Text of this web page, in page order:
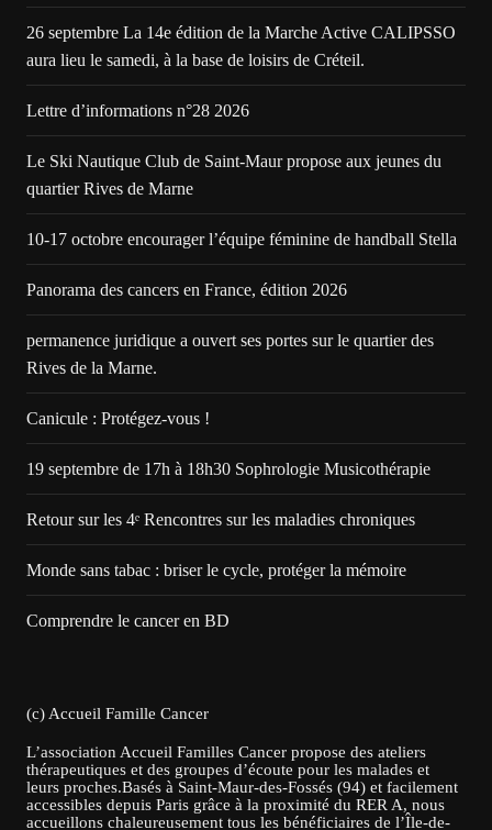
26 septembre La 14e édition de la Marche Active CALIPSSO
aura lieu le samedi, à la base de loisirs de Créteil.
Lettre d’informations n°28 2026
Le Ski Nautique Club de Saint-Maur propose aux jeunes du
quartier Rives de Marne
10-17 octobre encourager l’équipe féminine de handball Stella
Panorama des cancers en France, édition 2026
permanence juridique a ouvert ses portes sur le quartier des
Rives de la Marne.
Canicule : Protégez-vous !
19 septembre de 17h à 18h30 Sophrologie Musicothérapie
Retour sur les 4ᵉ Rencontres sur les maladies chroniques
Monde sans tabac : briser le cycle, protéger la mémoire
Comprendre le cancer en BD
(c) Accueil Famille Cancer
L’association Accueil Familles Cancer propose des ateliers
thérapeutiques et des groupes d’écoute pour les malades et
leurs proches.Basés à Saint-Maur-des-Fossés (94) et facilement
accessibles depuis Paris grâce à la proximité du RER A, nous
accueillons chaleureusement tous les bénéficiaires de l’Île-de-